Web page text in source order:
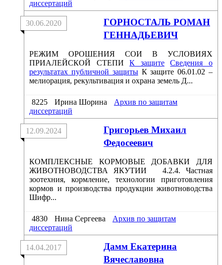
диссертаций
ГОРНОСТАЛЬ РОМАН
ГЕННАДЬЕВИЧ
30.06.2020
РЕЖИМ ОРОШЕНИЯ СОИ В УСЛОВИЯХ
ПРИАЛЕЙСКОЙ СТЕПИК защите
Сведения о
результатах публичной защиты К защите 06.01.02 –
мелиорация, рекультивация и охрана земель Д...
8225 Ирина Шорина
Архив по защитам
диссертаций
Григорьев Михаил
Федосеевич
12.09.2024
КОМПЛЕКСНЫЕ КОРМОВЫЕ ДОБАВКИ ДЛЯ
ЖИВОТНОВОДСТВА ЯКУТИИ 4.2.4. Частная
зоотехния, кормление, технологии приготовления
кормов и производства продукции животноводства
Шифр...
4830 Нина Сергеева
Архив по защитам
диссертаций
Дамм Екатерина
Вячеславовна
14.04.2017